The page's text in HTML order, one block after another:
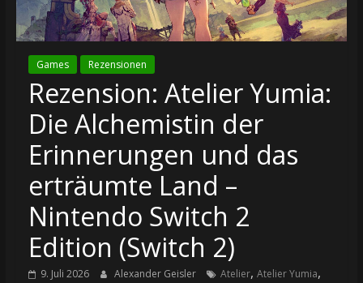
Games Rezensionen
Rezension: Atelier Yumia:
Die Alchemistin der
Erinnerungen und das
erträumte Land –
Nintendo Switch 2
Edition (Switch 2)
9. Juli 2026 Alexander Geisler Atelier, Atelier Yumia,